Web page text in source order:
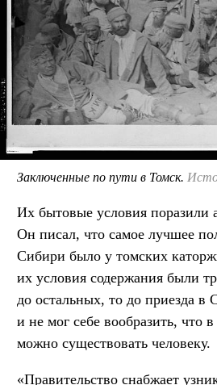
Заключенные по пути в Томск.
Их бытовые условия поразили
Он писал, что самое лучшее
Сибири было у томских
их условия содержания были
до остальных, то до приезда в
и не мог себе вообразить, что
можно существовать человеку.
«Правительство снабжает